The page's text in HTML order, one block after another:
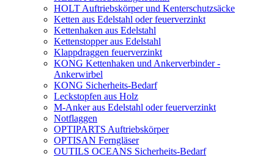
HOLT Auftriebskörper und Kenterschutzsäcke
Ketten aus Edelstahl oder feuerverzinkt
Kettenhaken aus Edelstahl
Kettenstopper aus Edelstahl
Klappdraggen feuerverzinkt
KONG Kettenhaken und Ankerverbinder -
Ankerwirbel
KONG Sicherheits-Bedarf
Leckstopfen aus Holz
M-Anker aus Edelstahl oder feuerverzinkt
Notflaggen
OPTIPARTS Auftriebskörper
OPTISAN Ferngläser
OUTILS OCEANS Sicherheits-Bedarf